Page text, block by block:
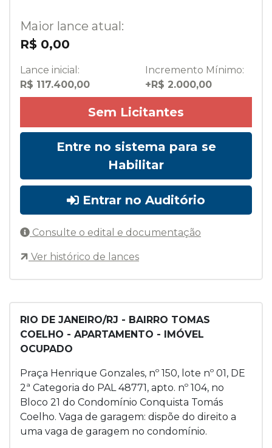
RIO DE JANEIRO/RJ - BAIRRO TOMAS
COELHO - APARTAMENTO - IMÓVEL
OCUPADO
Praça Henrique Gonzales, nº 150, lote nº 01, DE
2ª Categoria do PAL 48771, apto. nº 104, no
Bloco 21 do Condomínio Conquista Tomás
Coelho. Vaga de garagem: dispõe do direito a
uma vaga de garagem no condomínio.
Maior lance atual:
R$ 0,00
Lance inicial:
R$ 117.400,00
Incremento Mínimo:
+R$ 2.000,00
Sem Licitantes
Entre no sistema para se
Habilitar
Entrar no Auditório
Consulte o edital e documentação
Ver histórico de lances